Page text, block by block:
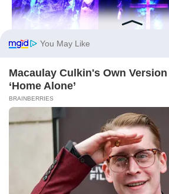
BRAINBERRIES
17 Astonishingly Beautiful Cave Churches